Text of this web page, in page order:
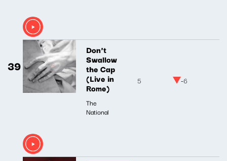
39
Don't
Swallow
the Cap
(Live in
Rome)
The
National
5 -6